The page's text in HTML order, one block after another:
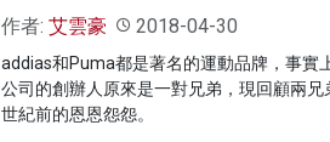
作者: 艾雲豪 2018-04-30
addias和Puma都是著名的運動品牌，事實
公司的創辦人原來是一對兄弟，現回顧兩兄
世紀前的恩恩怨怨。